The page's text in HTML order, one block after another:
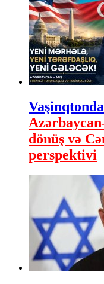
dönüş və
perspektivi